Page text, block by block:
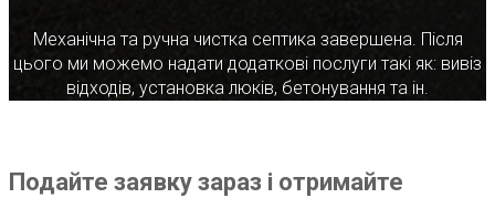
Механічна та ручна чистка септика завершена. Після
цього ми можемо надати додаткові послуги такі як: вивіз
відходів, установка люків, бетонування та ін.
Подайте заявку зараз і отримайте